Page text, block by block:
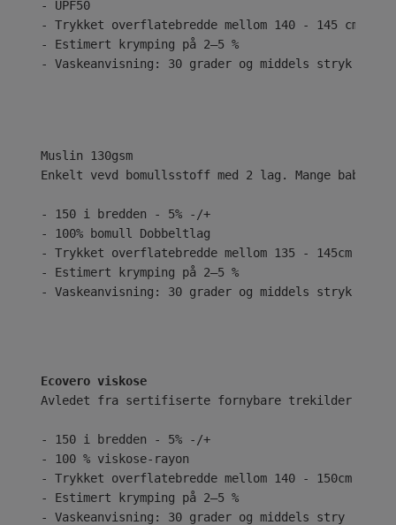
- UPF50
- Trykket overflatebredde mellom 140 - 145 cm
- Estimert krymping på 2–5 %
- Vaskeanvisning: 30 grader og middels stryk
Enkelt vevd bomullsstoff med 2 lag. Mange
- 150 i bredden - 5% -/+
- 100% bomull Dobbeltlag
- Trykket overflatebredde mellom 135 - 145cm
- Estimert krymping på 2–5 %
- Vaskeanvisning: 30 grader og middels stryk
Ecovero viskose
Avledet fra sertifiserte fornybare trekilder ved
- 150 i bredden - 5% -/+
- 100 % viskose-rayon
- Trykket overflatebredde mellom 140 - 150cm
- Estimert krymping på 2–5 %
- Vaskeanvisning: 30 grader og middels stry